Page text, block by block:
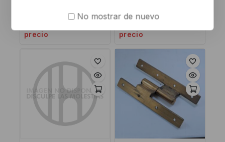
Inicie sesión o
precio
Inicie sesión o
precio
No mostrar de nuevo